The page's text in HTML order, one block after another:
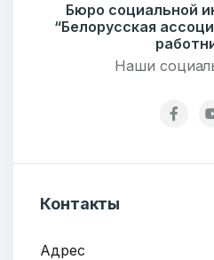
Бюро социальной
“Белорусская
Наши
Контакты
Адрес